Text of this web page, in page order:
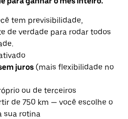
tem previsibilidade,
de verdade para rodar todos
juros (mais flexibilidade no
ou de terceiros
de 750 km — você escolhe o
sua rotina